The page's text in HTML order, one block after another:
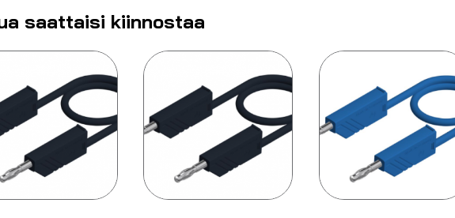
saattaisi kiinnostaa